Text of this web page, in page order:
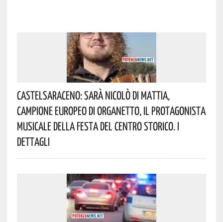
Castelsaraceno: Sarà Nicolò Di Mattia,
Campione Europeo Di Organetto, Il Protagonista
Musicale Della Festa Del Centro Storico. I
Dettagli